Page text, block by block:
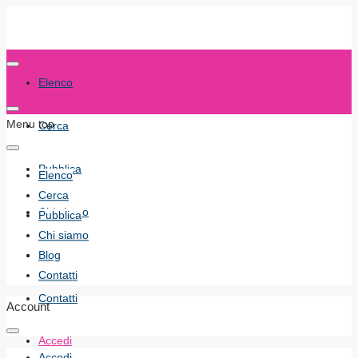
Elenco
Cerca
Pubblica
Chi siamo
Blog
Contatti
Accedi
Menu top
Elenco
Cerca
Pubblica
Chi siamo
Blog
Contatti
Account